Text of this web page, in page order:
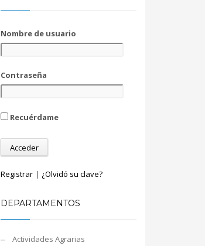
Nombre de usuario
Contraseña
Recuérdame
Registrar | ¿Olvidó su clave?
DEPARTAMENTOS
Actividades Agrarias